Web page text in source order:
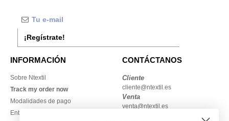
¡Regístrate!
INFORMACIÓN
Sobre Ntextil
Track my order now
Modalidades de pago
Entrega
CONTÁCTANOS
Cliente
cliente@ntextil.es
Venta
venta@ntextil.es